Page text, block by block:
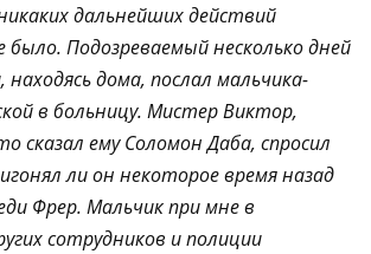
дальнейших действий
было. Подозреваемый несколько дней
находясь дома, послал мальчика-
в больницу. Мистер Виктор,
сказал ему Соломон Даба, спросил
ли он некоторое время назад
Фрер. Мальчик при мне в
сотрудников и полиции